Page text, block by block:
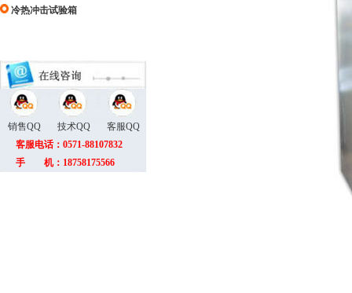
冷热冲击试验箱
销售QQ 技术QQ
客服QQ
客服电话：0571-88107832
手 机：18758175566